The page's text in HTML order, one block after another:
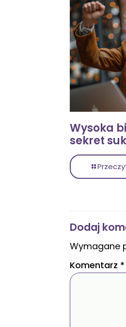
Wysoka
sekret
Dodaj
Wymagane
Komentarz *